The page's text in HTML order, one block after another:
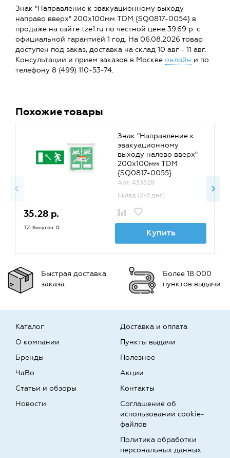
Знак "Направление к эвакуационному выходу
направо вверх" 200х100мм TDM {SQ0817-0054} в
продаже на сайте tze1.ru по честной цене 39.69 р. с
официальной гарантией 1 год. На 06.08.2026 товар
доступен под заказ, доставка на склад 10 авг - 11 авг.
Консультации и прием заказов в Москве онлайн и по
телефону 8 (499) 110-53-74.
Похожие товары
Знак "Направление к
эвакуационному
выходу налево вверх"
200х100мм TDM
{SQ0817-0055}
Арт. 433528
Склад (2-3 дня)
35.28 р.
TZ-бонусов: 0 Купить
Быстрая доставка
заказа
Более 18 000
пунктов выдачи
Каталог
О компании
Бренды
Доставка и оплата
Пункты выдачи
Полезное
ЧаВо
Статьи и обзоры
Новости
Акции
Контакты
Соглашение об
использовании cookie-
файлов
Политика обработки
персональных данных